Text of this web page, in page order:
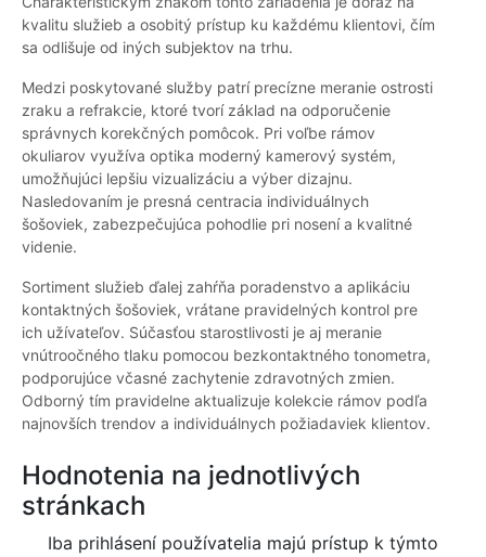
kvalitu služieb a osobitý prístup ku každému klientovi, čím
sa odlišuje od iných subjektov na trhu.
Medzi poskytované služby patrí precízne meranie ostrosti
zraku a refrakcie, ktoré tvorí základ na odporučenie
správnych korekčných pomôcok. Pri voľbe rámov
okuliarov využíva optika moderný kamerový systém,
umožňujúci lepšiu vizualizáciu a výber dizajnu.
Nasledovaním je presná centracia individuálnych
šošoviek, zabezpečujúca pohodlie pri nosení a kvalitné
videnie.
Sortiment služieb ďalej zahŕňa poradenstvo a aplikáciu
kontaktných šošoviek, vrátane pravidelných kontrol pre
ich užívateľov. Súčasťou starostlivosti je aj meranie
vnútroočného tlaku pomocou bezkontaktného tonometra,
podporujúce včasné zachytenie zdravotných zmien.
Odborný tím pravidelne aktualizuje kolekcie rámov podľa
najnovších trendov a individuálnych požiadaviek klientov.
Hodnotenia na jednotlivých
stránkach
Iba prihlásení používatelia majú prístup k týmto